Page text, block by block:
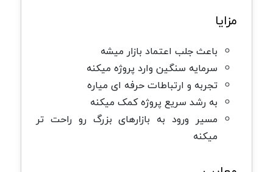
مزایا
باعث جلب اعتماد بازار میشه
سرمایه سنگین وارد پروژه میکنه
تجربه و ارتباطات حرفه ای میاره
به رشد سریع پروژه کمک میکنه
مسیر ورود به بازارهای بزرگ رو راحت تر
میکنه